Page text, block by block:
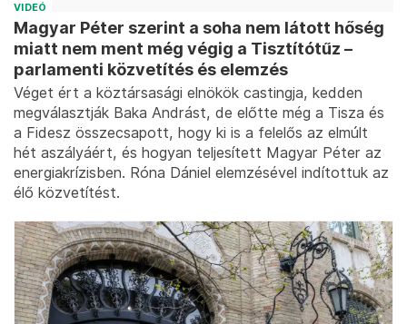
VIDEÓ
Magyar Péter szerint a soha nem látott hőség
miatt nem ment még végig a Tisztítótűz –
parlamenti közvetítés és elemzés
Véget ért a köztársasági elnökök castingja, kedden
megválasztják Baka Andrást, de előtte még a Tisza és
a Fidesz összecsapott, hogy ki is a felelős az elmúlt
hét aszályáért, és hogyan teljesített Magyar Péter az
energiakrízisben. Róna Dániel elemzésével indítottuk az
élő közvetítést.